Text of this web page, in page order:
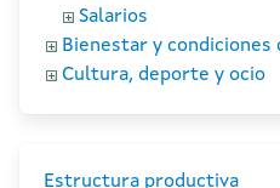
Salarios
Bienestar y condiciones
Cultura, deporte y ocio
Estructura productiva